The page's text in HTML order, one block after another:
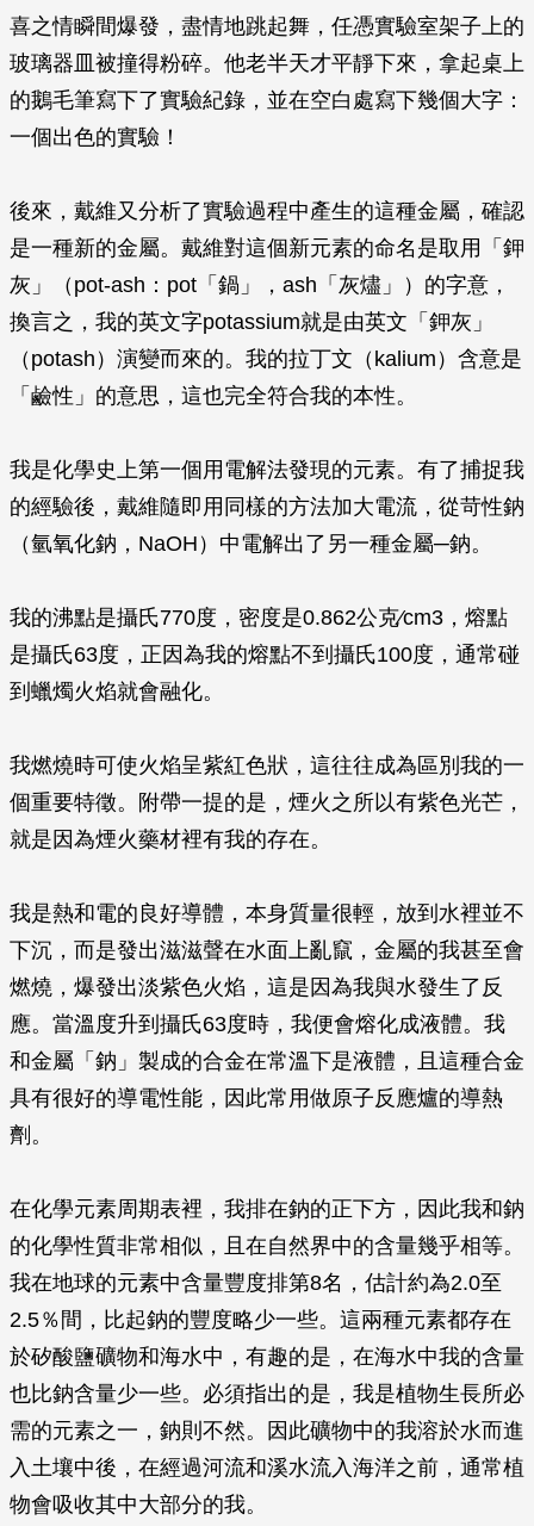
喜之情瞬間爆發，盡情地跳起舞，任憑實驗室架子上的
玻璃器皿被撞得粉碎。他老半天才平靜下來，拿起桌上
的鵝毛筆寫下了實驗紀錄，並在空白處寫下幾個大字：
一個出色的實驗！
後來，戴維又分析了實驗過程中產生的這種金屬，確認
是一種新的金屬。戴維對這個新元素的命名是取用「鉀
灰」（pot-ash：pot「鍋」，ash「灰燼」）的字意，
換言之，我的英文字potassium就是由英文「鉀灰」
（potash）演變而來的。我的拉丁文（kalium）含意是
「鹼性」的意思，這也完全符合我的本性。
我是化學史上第一個用電解法發現的元素。有了捕捉我
的經驗後，戴維隨即用同樣的方法加大電流，從苛性鈉
（氫氧化鈉，NaOH）中電解出了另一種金屬─鈉。
我的沸點是攝氏770度，密度是0.862公克∕cm3，熔點
是攝氏63度，正因為我的熔點不到攝氏100度，通常碰
到蠟燭火焰就會融化。
我燃燒時可使火焰呈紫紅色狀，這往往成為區別我的一
個重要特徵。附帶一提的是，煙火之所以有紫色光芒，
就是因為煙火藥材裡有我的存在。
我是熱和電的良好導體，本身質量很輕，放到水裡並不
下沉，而是發出滋滋聲在水面上亂竄，金屬的我甚至會
燃燒，爆發出淡紫色火焰，這是因為我與水發生了反
應。當溫度升到攝氏63度時，我便會熔化成液體。我
和金屬「鈉」製成的合金在常溫下是液體，且這種合金
具有很好的導電性能，因此常用做原子反應爐的導熱
劑。
在化學元素周期表裡，我排在鈉的正下方，因此我和鈉
的化學性質非常相似，且在自然界中的含量幾乎相等。
我在地球的元素中含量豐度排第8名，估計約為2.0至
2.5％間，比起鈉的豐度略少一些。這兩種元素都存在
於矽酸鹽礦物和海水中，有趣的是，在海水中我的含量
也比鈉含量少一些。必須指出的是，我是植物生長所必
需的元素之一，鈉則不然。因此礦物中的我溶於水而進
入土壤中後，在經過河流和溪水流入海洋之前，通常植
物會吸收其中大部分的我。